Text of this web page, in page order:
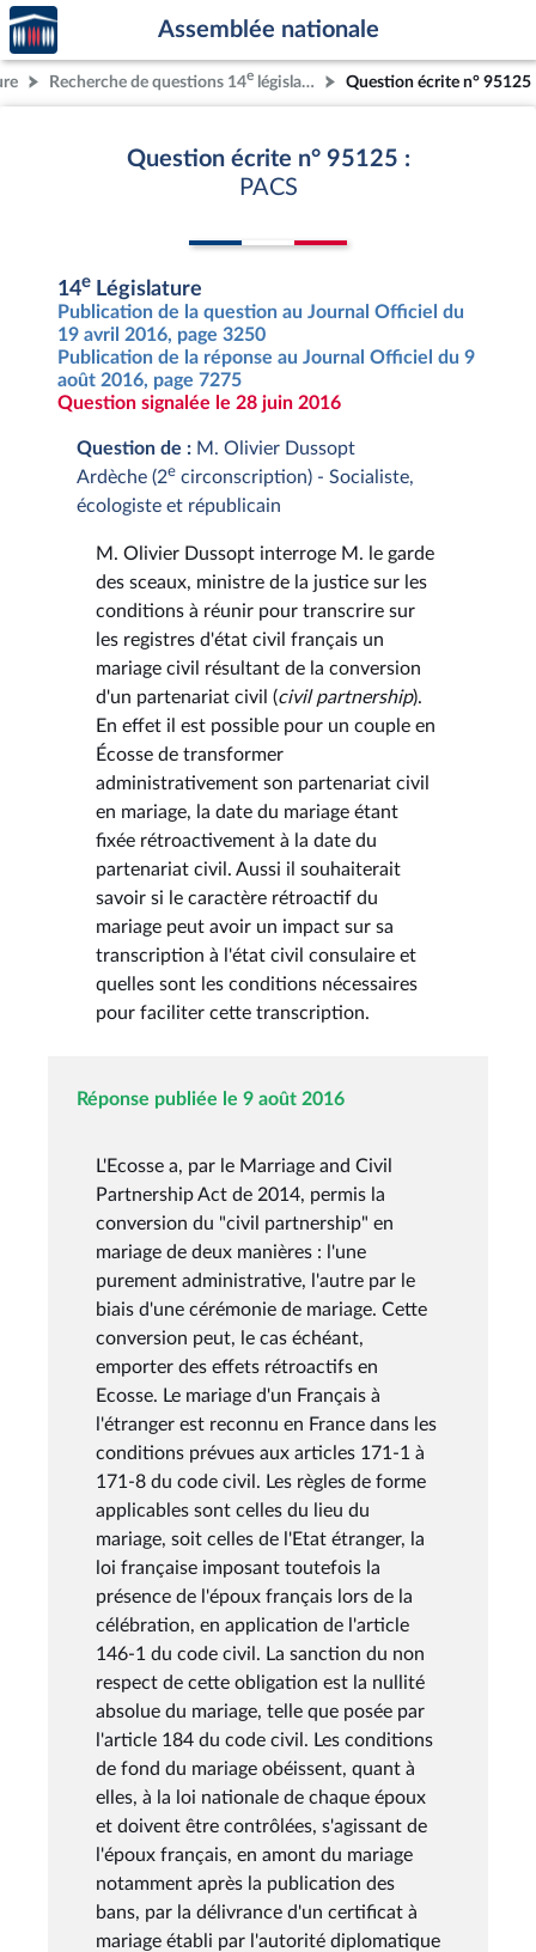
Aller au contenu
Aller en bas de la page
Accèder
à la
page
d'accueil
Assemblée nationale
Recherche de questions 14e législature Question écrite n° 95125
Question écrite n° 95125 :
PACS
14e Législature
Publication de la question au Journal Officiel du
19 avril 2016, page 3250
Publication de la réponse au Journal Officiel du 9
août 2016, page 7275
Question signalée le 28 juin 2016
Question de : M. Olivier Dussopt
Ardèche (2e circonscription) - Socialiste,
écologiste et républicain
M. Olivier Dussopt interroge M. le garde
des sceaux, ministre de la justice sur les
conditions à réunir pour transcrire sur
les registres d'état civil français un
mariage civil résultant de la conversion
d'un partenariat civil (civil partnership).
En effet il est possible pour un couple en
Écosse de transformer
administrativement son partenariat civil
en mariage, la date du mariage étant
fixée rétroactivement à la date du
partenariat civil. Aussi il souhaiterait
savoir si le caractère rétroactif du
mariage peut avoir un impact sur sa
transcription à l'état civil consulaire et
quelles sont les conditions nécessaires
pour faciliter cette transcription.
Réponse publiée le 9 août 2016
L'Ecosse a, par le Marriage and Civil
Partnership Act de 2014, permis la
conversion du "civil partnership" en
mariage de deux manières : l'une
purement administrative, l'autre par le
biais d'une cérémonie de mariage. Cette
conversion peut, le cas échéant,
emporter des effets rétroactifs en
Ecosse. Le mariage d'un Français à
l'étranger est reconnu en France dans les
conditions prévues aux articles 171-1 à
171-8 du code civil. Les règles de forme
applicables sont celles du lieu du
mariage, soit celles de l'Etat étranger, la
loi française imposant toutefois la
présence de l'époux français lors de la
célébration, en application de l'article
146-1 du code civil. La sanction du non
respect de cette obligation est la nullité
absolue du mariage, telle que posée par
l'article 184 du code civil. Les conditions
de fond du mariage obéissent, quant à
elles, à la loi nationale de chaque époux
et doivent être contrôlées, s'agissant de
l'époux français, en amont du mariage
notamment après la publication des
bans, par la délivrance d'un certificat à
mariage établi par l'autorité diplomatique